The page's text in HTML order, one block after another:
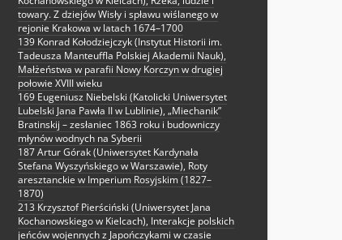
towary. Z dziejów Wisły i spławu wiślanego w
rejonie Krakowa w latach 1674–1700
139 Konrad Kołodziejczyk (Instytut Historii im.
Tadeusza Manteuffla Polskiej Akademii Nauk),
Małżeństwa w parafii Nowy Korczyn w drugiej
połowie XVIII wieku
169 Eugeniusz Niebelski (Katolicki Uniwersytet
Lubelski Jana Pawła II w Lublinie), „Miechanik”
Bratinskij – zesłaniec 1863 roku i budowniczy
młynów wodnych na Syberii
187 Artur Górak (Uniwersytet Kardynała
Stefana Wyszyńskiego w Warszawie), Roty
aresztanckie w Imperium Rosyjskim (1827–
1870)
213 Krzysztof Pierściński (Uniwersytet Jana
Kochanowskiego w Kielcach), Interakcje polskich
jeńców wojennych z Japończykami w czasie